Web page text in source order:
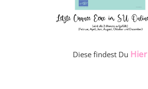
Diese findest Du Hier